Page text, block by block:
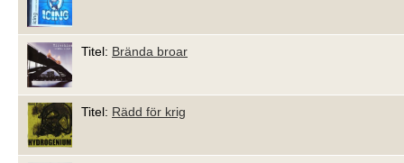
Titel: Brända broar
Titel: Rädd för krig